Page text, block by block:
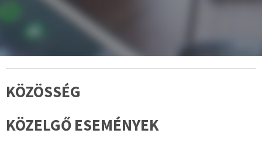
KÖZÖSSÉG
KÖZELGŐ ESEMÉNYEK